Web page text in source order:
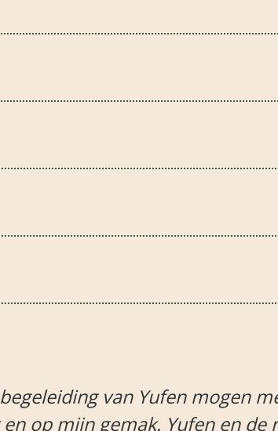
"Het is voor mij al weer
heel intens, en dacht